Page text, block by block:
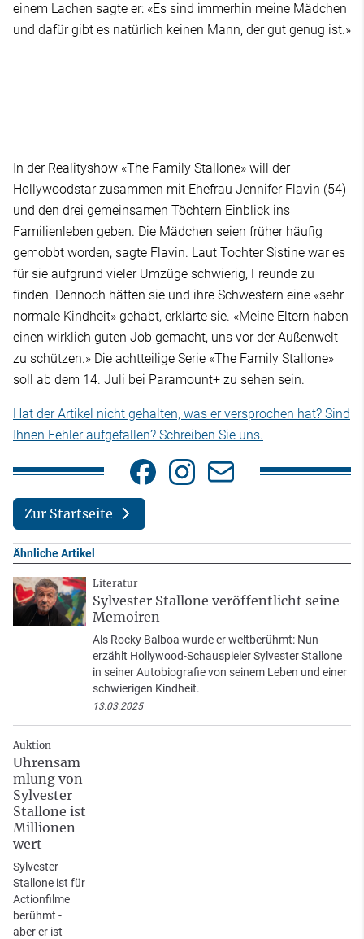
einem Lachen sagte er: «Es sind immerhin meine Mädchen
und dafür gibt es natürlich keinen Mann, der gut genug ist.»
In der Realityshow «The Family Stallone» will der
Hollywoodstar zusammen mit Ehefrau Jennifer Flavin (54)
und den drei gemeinsamen Töchtern Einblick ins
Familienleben geben. Die Mädchen seien früher häufig
gemobbt worden, sagte Flavin. Laut Tochter Sistine war es
für sie aufgrund vieler Umzüge schwierig, Freunde zu
finden. Dennoch hätten sie und ihre Schwestern eine «sehr
normale Kindheit» gehabt, erklärte sie. «Meine Eltern haben
einen wirklich guten Job gemacht, uns vor der Außenwelt
zu schützen.» Die achtteilige Serie «The Family Stallone»
soll ab dem 14. Juli bei Paramount+ zu sehen sein.
Hat der Artikel nicht gehalten, was er versprochen hat? Sind
Ihnen Fehler aufgefallen? Schreiben Sie uns.
Zur Startseite
Ähnliche Artikel
Literatur
Sylvester Stallone veröffentlicht seine
Memoiren
Als Rocky Balboa wurde er weltberühmt: Nun
erzählt Hollywood-Schauspieler Sylvester Stallone
in seiner Autobiografie von seinem Leben und einer
schwierigen Kindheit.
13.03.2025
Auktion
Uhrensam
mlung von
Sylvester
Stallone ist
Millionen
wert
Sylvester
Stallone ist für
Actionfilme
berühmt -
aber er ist